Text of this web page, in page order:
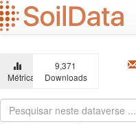
Ir
para
o
principal
Métricas
9,371
Downloads